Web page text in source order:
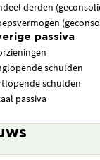
derden
passiva
schulden
schulden
passiva